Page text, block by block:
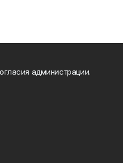
администрации.